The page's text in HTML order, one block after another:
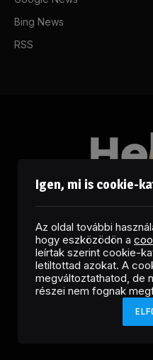
Bing News
RSS
Facebook
Copyright © 2026
Igen, mi is cookie-
Az oldal további
hogy eszközödön a
leírtak szerint cookie-
letiltottad azokat. A
megváltoztathatod, de
részei nem fognak